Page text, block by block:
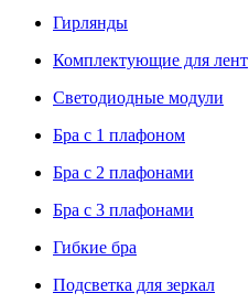
Гирлянды
Комплектующие для лент
Светодиодные модули
Бра с 1 плафоном
Бра с 2 плафонами
Бра с 3 плафонами
Гибкие бра
Подсветка для зеркал